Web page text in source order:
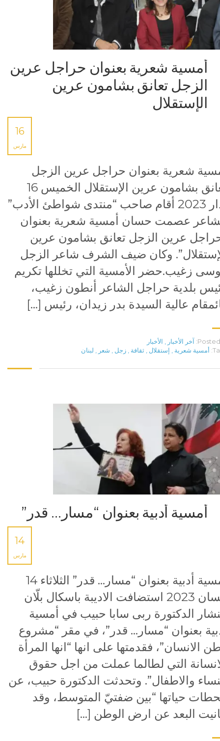
أمسية شعرية بعنوان حراجل عرين
الزجل تعانق بشامون عرين
الإستقلال
16
مارس
شعرية بعنوان حراجل عرين الزجل
تعانق بشامون عرين الإستقلال الخميس 16
آذار 2023 أقام صاحب “منتدى شواطئ الأدب”
عصمت حسان أمسية شعرية بعنوان
عرين الزجل تعانق بشامون عرين
وكان ضيف الشرف شاعر الزجل
زغيب.حضر الأمسية التي تخللها تكريم
بلدية حراجل الشاعر أنطون زغيب،
عالية السيدة بدر زيدان، رئيس […]
Posted آخر الأخبار
الأخبار
أمسية شعرية إستقلال ثقافة زجل شعر لبنان
أمسية أدبية بعنوان “مسار… قدر”
14
مارس
أمسية أدبية بعنوان “مسار… قدر” الثلاثاء 14
نيسان 2023 استضافت الاديبة باسكال بلّان
الدكتورة ربى سابا حبيب في أمسية
بعنوان “مسار… قدر”، في مقر “مشروع
الانسان”، فقدمتها على انها “انها المرأة
التي لطالما عملت من اجل حقوق
والاطفال”. وتحدثت الدكتورة حبيب، عن
حياتها “بين ضفتيّ المتوسط، وقد
البعد عن ارض الوطن […]